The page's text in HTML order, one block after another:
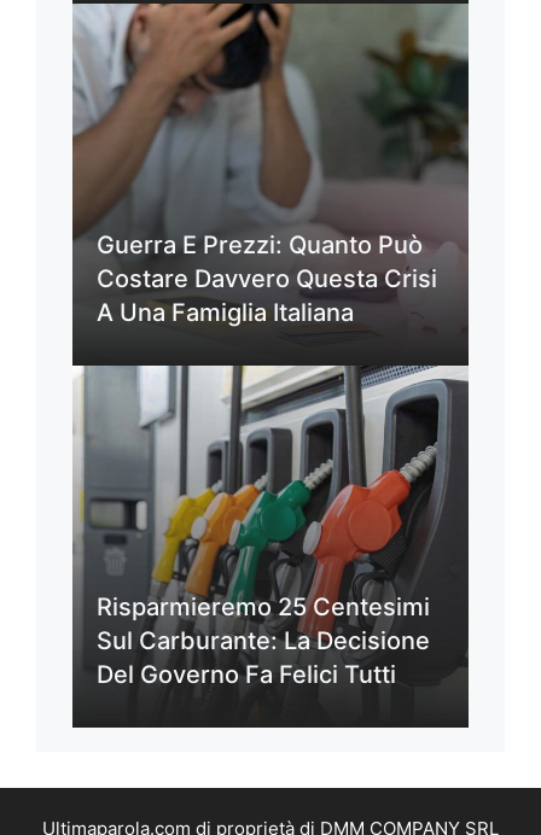
Guerra E Prezzi: Quanto Può
Costare Davvero Questa Crisi
A Una Famiglia Italiana
Risparmieremo 25 Centesimi
Sul Carburante: La Decisione
Del Governo Fa Felici Tutti
Ultimaparola.com di proprietà di DMM COMPANY SRL